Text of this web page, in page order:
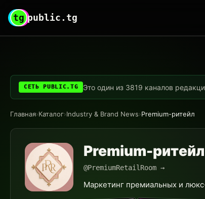
tg public.tg
СЕТЬ PUBLIC.TG Это один из 3819 каналов
Главная›Каталог›Industry & Brand News›Premium-ритейл
Premium-ритейл
@PremiumRetailRoom →
Маркетинг премиальных и